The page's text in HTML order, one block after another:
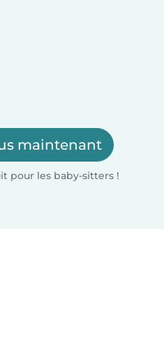
maintenant
pour les baby-sitters !